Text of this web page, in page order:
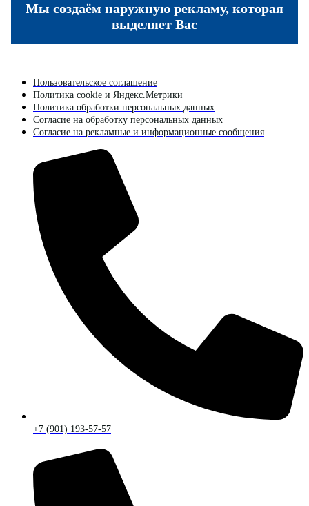
Мы создаём наружную рекламу, которая
выделяет Вас
Пользовательское соглашение
Политика cookie и Яндекс.Метрики
Политика обработки персональных данных
Согласие на обработку персональных данных
Согласие на рекламные и информационные сообщения
+7 (901) 193-57-57